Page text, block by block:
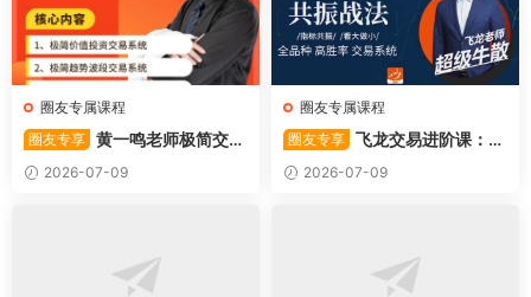
圈友专属课程
圈友专享 黄一鸣老师极简交易
系统2026-07-09
圈友专属课程
圈友专享 飞龙交易进阶课：共
振战法
2026-07-09